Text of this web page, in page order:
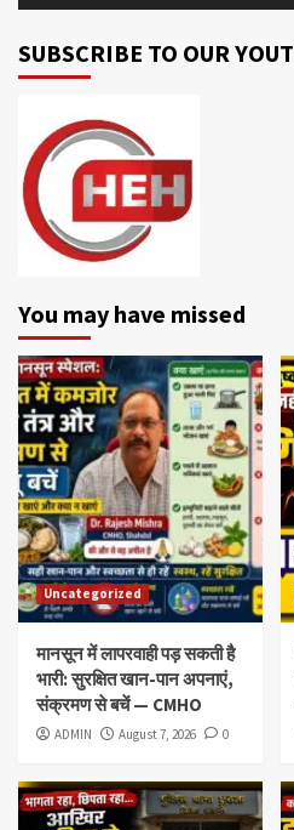
SUBSCRIBE TO OUR
You may have missed
Uncategorized
मानसून में लापरवाही पड़ सकती है
भारी: सुरक्षित खान-पान अपनाएं,
संक्रमण से बचें — CMHO
ADMIN August 7, 2026 0